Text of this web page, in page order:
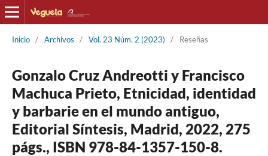
Inicio / Archivos / Vol. 23 Núm. 2 (2023) / Reseñas
Gonzalo Cruz Andreotti y Francisco
Machuca Prieto, Etnicidad, identidad
y barbarie en el mundo antiguo,
Editorial Síntesis, Madrid, 2022, 275
págs., ISBN 978-84-1357-150-8.